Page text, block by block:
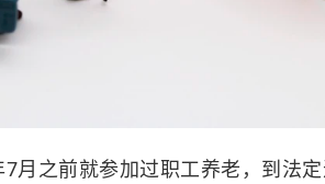
月之前就参加过职工养老，到法